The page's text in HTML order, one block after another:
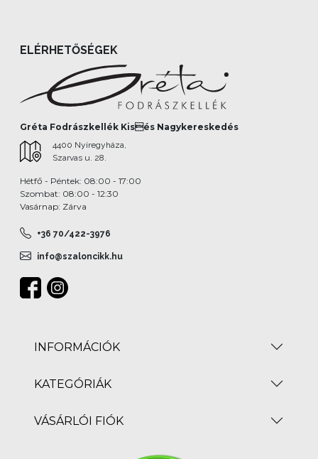
ELÉRHETŐSÉGEK
Gréta Fodrászkellék Kisés Nagykereskedés
4400 Nyíregyháza,
Szarvas u. 28.
Hétfő - Péntek: 08:00 - 17:00
Szombat: 08:00 - 12:30
Vasárnap: Zárva
+36 70/422-3976
info@szaloncikk.hu
INFORMÁCIÓK
KATEGÓRIÁK
VÁSÁRLÓI FIÓK